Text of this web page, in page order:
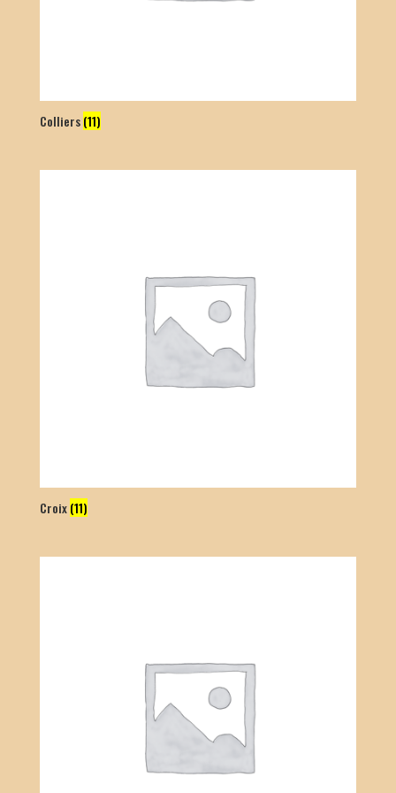
Colliers(11)
Croix(11)